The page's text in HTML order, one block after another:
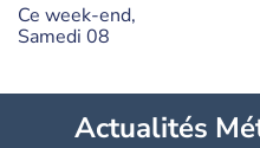
Ce week-end,
Samedi 08
Actualités